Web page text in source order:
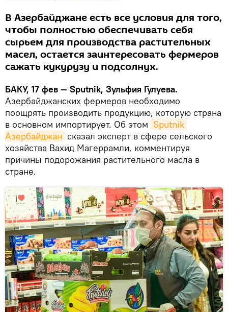
В Азербайджане есть все условия для того,
чтобы полностью обеспечивать себя
сырьем для производства растительных
масел, остается заинтересовать фермеров
сажать кукурузу и подсолнух.
БАКУ, 17 фев — Sputnik, Зульфия Гулуева.
Азербайджанских фермеров необходимо
поощрять производить продукцию, которую страна
в основном импортирует. Об этом Sputnik
Азербайджан сказал эксперт в сфере сельского
хозяйства Вахид Магеррамли, комментируя
причины подорожания растительного масла в
стране.